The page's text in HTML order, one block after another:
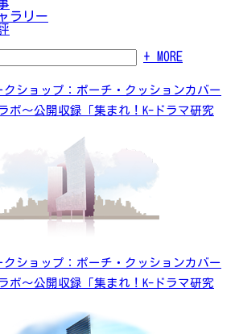
ラリー
+ MORE
クショップ：ポーチ・クッションカバー
ボ～公開収録「集まれ！K-ドラマ研究
クショップ：ポーチ・クッションカバー
ボ～公開収録「集まれ！K-ドラマ研究